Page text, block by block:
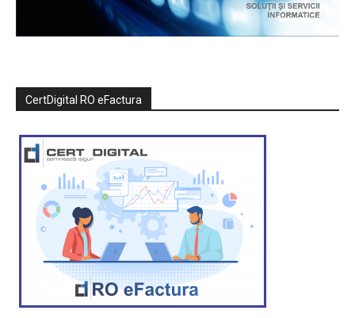
CertDigital RO eFactura